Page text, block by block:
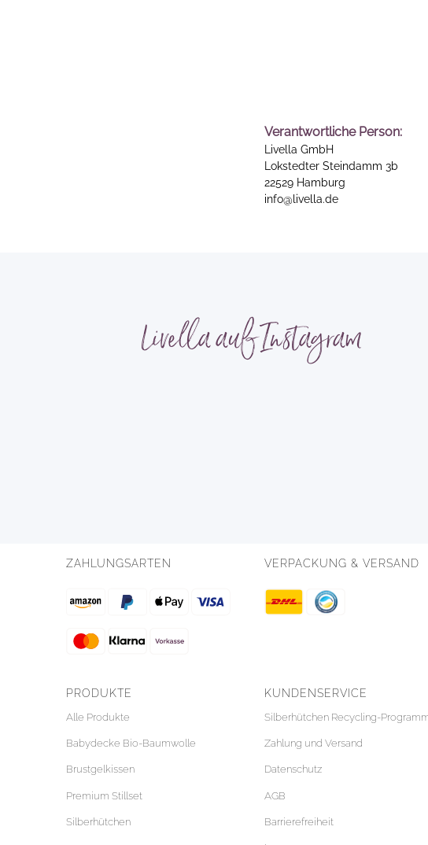
Verantwortliche Person:
Livella GmbH
Lokstedter Steindamm 3b
22529 Hamburg
info@livella.de
Livella auf Instagram
ZAHLUNGSARTEN VERPACKUNG & VERSAND
PRODUKTE
Alle Produkte
Babydecke Bio-Baumwolle
Brustgelkissen
Premium Stillset
Silberhütchen
KUNDENSERVICE
Silberhütchen Recycling-
Zahlung und Versand
Datenschutz
AGB
Barrierefreiheit